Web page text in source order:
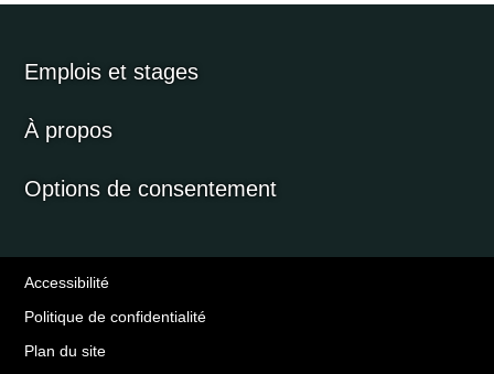
Emplois et stages
À propos
Options de consentement
Accessibilité
Politique de confidentialité
Plan du site